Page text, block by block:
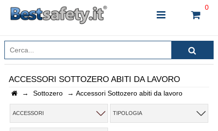
0
INSERISCI IL NOME DEL PRODOTTO CHE STAI
CERCANDO
ACCESSORI SOTTOZERO ABITI DA LAVORO
→ Sottozero → Accessori Sottozero abiti da lavoro
ACCESSORI TIPOLOGIA